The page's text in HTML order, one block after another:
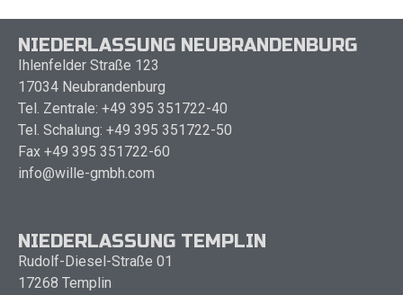
NIEDERLASSUNG NEUBRANDENBURG
Ihlenfelder Straße 123
17034 Neubrandenburg
Tel. Zentrale: +49 395 351722-40
Tel. Schalung: +49 395 351722-50
Fax +49 395 351722-60
info@wille-gmbh.com
NIEDERLASSUNG TEMPLIN
Rudolf-Diesel-Straße 01
17268 Templin